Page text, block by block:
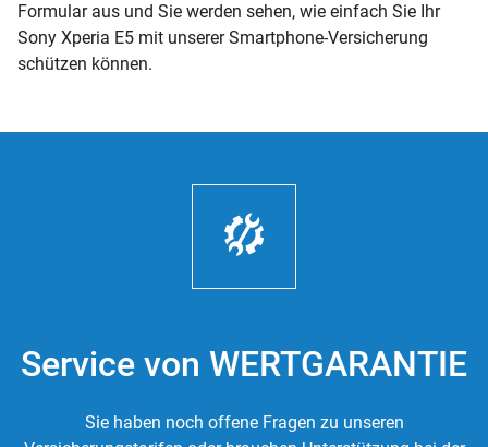
Formular aus und Sie werden sehen, wie einfach Sie Ihr
Sony Xperia E5 mit unserer Smartphone-Versicherung
schützen können.
Service von WERTGARANTIE
Sie haben noch offene Fragen zu unseren